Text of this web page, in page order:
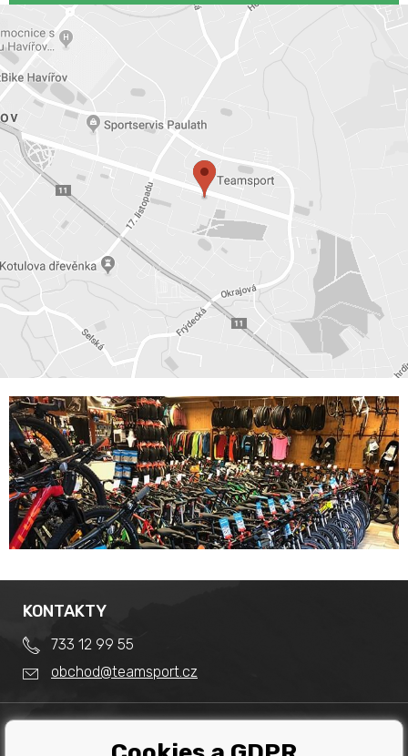
Obchodní podmínky
KONTAKTY
733 12 99 55
obchod@teamsport.cz